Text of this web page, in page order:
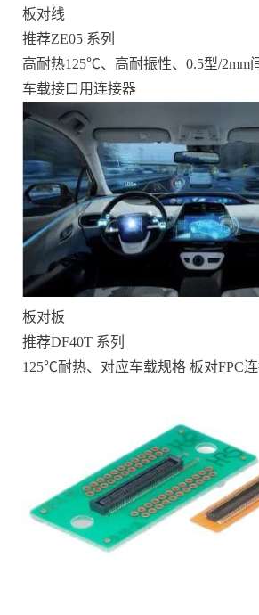
板对线
推荐ZE05 系列
高耐热125℃、高耐振性、0.5型/2mm
车载接口用连接器
板对板
推荐DF40T 系列
125℃耐热、对应车载规格 板对FPC